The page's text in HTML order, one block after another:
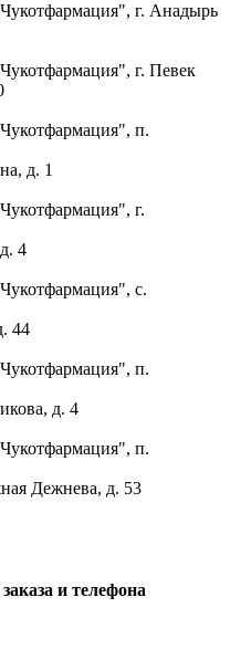
г. Анадырь
г. Певек
п.
д. 1
г.
4
с.
44
п.
д. 4
п.
Дежнева, д. 53
и телефона